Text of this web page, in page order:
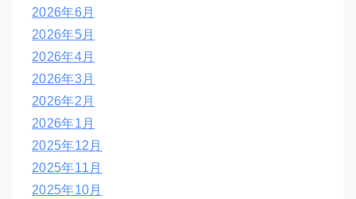
2026年6月
2026年5月
2026年4月
2026年3月
2026年2月
2026年1月
2025年12月
2025年11月
2025年10月